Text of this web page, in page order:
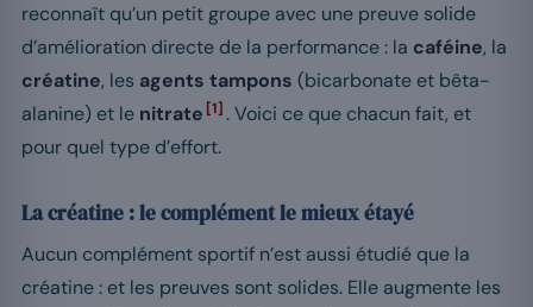
reconnaît qu’un petit groupe avec une preuve solide
d’amélioration directe de la performance : la caféine, la
créatine, les agents tampons (bicarbonate et bêta-
alanine) et le nitrate [1]. Voici ce que chacun fait, et
pour quel type d’effort.
La créatine : le complément le mieux étayé
Aucun complément sportif n’est aussi étudié que la
créatine : et les preuves sont solides. Elle augmente les